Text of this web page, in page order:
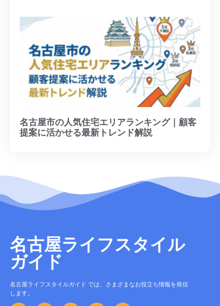
名古屋市の人気住宅エリアランキング｜顧客
提案に活かせる最新トレンド解説
名古屋ライフスタイル
ガイド
名古屋ライフスタイルガイド では、さまざまなお役立ち情報を発信
します。